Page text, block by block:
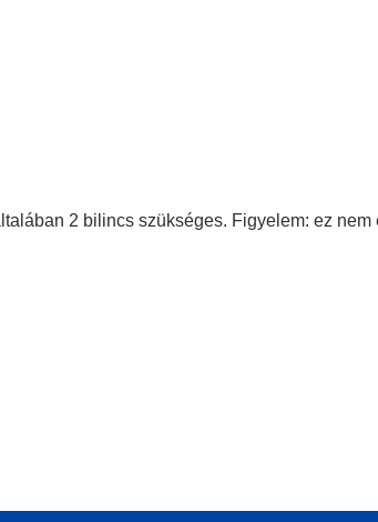
2 bilincs szükséges. Figyelem: ez nem